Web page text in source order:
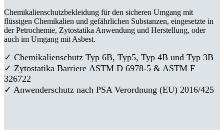
Chemikalienschutzbekleidung für den sicheren Umgang mit
flüssigen Chemikalien und gefährlichen Substanzen, eingesetzte in
der Petrochemie, Zytostatika Anwendung und Herstellung, oder
auch im Umgang mit Asbest.
✓ Chemikalienschutz Typ 6B, Typ5, Typ 4B und Typ 3B
✓ Zytostatika Barriere ASTM D 6978-5 & ASTM F
326722
✓ Anwenderschutz nach PSA Verordnung (EU) 2016/425